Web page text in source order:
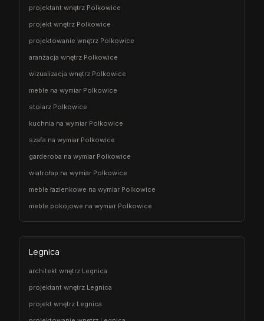
projektant wnętrz Polkowice
projekt wnętrz Polkowice
projektowanie wnętrz Polkowice
aranżacja wnętrz Polkowice
wizualizacja wnętrz Polkowice
meble na wymiar Polkowice
stolarz Polkowice
kuchnia na wymiar Polkowice
szafa na wymiar Polkowice
garderoba na wymiar Polkowice
wiatrołap na wymiar Polkowice
meble łazienkowe na wymiar Polkowice
meble pokojowe na wymiar Polkowice
Legnica
architekt wnętrz Legnica
projektant wnętrz Legnica
projekt wnętrz Legnica